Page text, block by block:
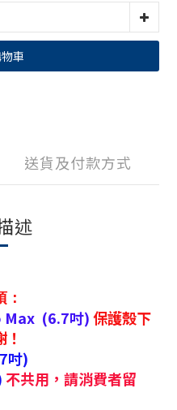
車
送貨及付款方式
述
Max (6.7吋)保護殼下
吋)
不共用，請消費者留